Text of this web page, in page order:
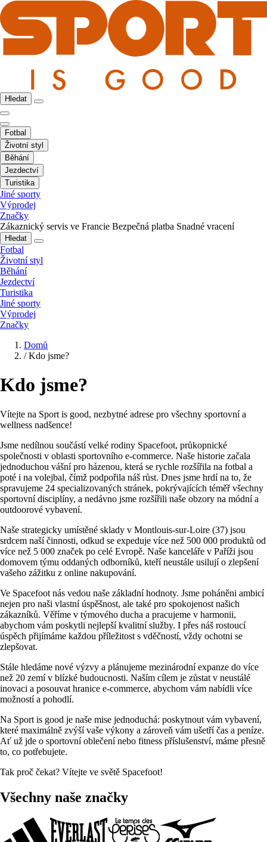
Hledat
Fotbal
Životní styl
Běhání
Jezdectví
Turistika
Jiné sporty
Výprodej
Značky
Zákaznický servis ve Francie Bezpečná platba Snadné vracení
Hledat
Fotbal
Životní styl
Běhání
Jezdectví
Turistika
Jiné sporty
Výprodej
Značky
Domů
/ Kdo jsme?
Kdo jsme?
Vítejte na Sport is good, nezbytné adrese pro všechny sportovní a
wellness nadšence!
Jsme nedílnou součástí velké rodiny Spacefoot, průkopnické
společnosti v oblasti sportovního e-commerce. Naše historie začala
jednoduchou vášní pro házenou, která se rychle rozšířila na fotbal a
poté i na volejbal, čímž podpořila náš růst. Dnes jsme hrdí na to, že
spravujeme 24 specializovaných stránek, pokrývajících téměř všechny
sportovní disciplíny, a nedávno jsme rozšířili naše obzory na módní a
outdoorové vybavení.
Naše strategicky umístěné sklady v Montlouis-sur-Loire (37) jsou
srdcem naší činnosti, odkud se expeduje více než 500 000 produktů od
více než 5 000 značek po celé Evropě. Naše kanceláře v Paříži jsou
domovem týmu oddaných odborníků, kteří neustále usilují o zlepšení
vašeho zážitku z online nakupování.
Ve Spacefoot nás vedou naše základní hodnoty. Jsme poháněni ambicí
nejen pro naši vlastní úspěšnost, ale také pro spokojenost našich
zákazníků. Věříme v týmového ducha a pracujeme v harmonii,
abychom vám poskytli nejlepší kvalitní služby. I přes náš rostoucí
úspěch přijímáme každou příležitost s vděčností, vždy ochotni se
zlepšovat.
Stále hledáme nové výzvy a plánujeme mezinárodní expanze do více
než 20 zemí v blízké budoucnosti. Naším cílem je zůstat v neustálé
inovaci a posouvat hranice e-commerce, abychom vám nabídli více
možností a pohodlí.
Na Sport is good je naše mise jednoduchá: poskytnout vám vybavení,
které maximálně zvýší vaše výkony a zároveň vám ušetří čas a peníze.
Ať už jde o sportovní oblečení nebo fitness příslušenství, máme přesně
to, co potřebujete.
Tak proč čekat? Vítejte ve světě Spacefoot!
Všechny naše značky